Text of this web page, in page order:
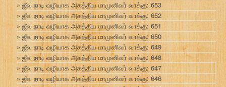
ஜீவ நாடி வழியாக அகத்திய மாமுனிவர் வாக்கு: 653
ஜீவ நாடி வழியாக அகத்திய மாமுனிவர் வாக்கு: 652
ஜீவ நாடி வழியாக அகத்திய மாமுனிவர் வாக்கு: 651
ஜீவ நாடி வழியாக அகத்திய மாமுனிவர் வாக்கு: 650
ஜீவ நாடி வழியாக அகத்திய மாமுனிவர் வாக்கு: 649
ஜீவ நாடி வழியாக அகத்திய மாமுனிவர் வாக்கு: 648
ஜீவ நாடி வழியாக அகத்திய மாமுனிவர் வாக்கு: 647
ஜீவ நாடி வழியாக அகத்திய மாமுனிவர் வாக்கு: 646